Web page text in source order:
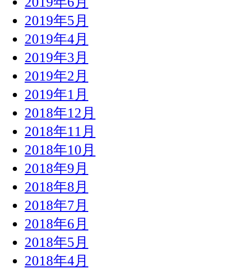
2019年5月
2019年4月
2019年3月
2019年2月
2019年1月
2018年12月
2018年11月
2018年10月
2018年9月
2018年8月
2018年7月
2018年6月
2018年5月
2018年4月